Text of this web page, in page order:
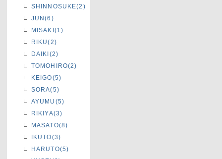
SHINNOSUKE(2)
JUN(6)
MISAKI(1)
RIKU(2)
DAIKI(2)
TOMOHIRO(2)
KEIGO(5)
SORA(5)
AYUMU(5)
RIKIYA(3)
MASATO(8)
IKUTO(3)
HARUTO(5)